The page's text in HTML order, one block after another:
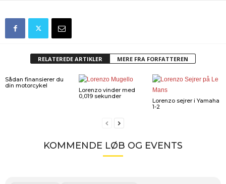
RELATEREDE ARTIKLER MERE FRA FORFATTEREN
Sådan finansierer du
din motorcykel
Lorenzo vinder med
0,019 sekunder
Lorenzo sejrer i Yamaha
1-2
KOMMENDE LØB OG EVENTS